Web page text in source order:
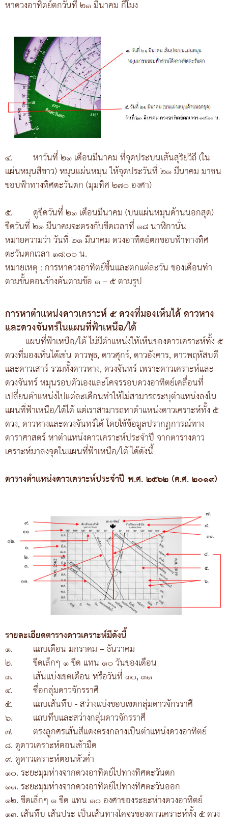
หาดวงอาทิตย์ตกวันที่ ๒๑ มีนาคม กี่โมง
๔. หาวันที่ ๒๑ เดือนมีนาคม ที่จุดประบนเส้นสุริยวิถี (ใน
แผ่นหมุนสีขาว) หมุนแผ่นหมุน ให้จุดประวันที่ ๒๑ มีนาคม มาชน
ขอบฟ้าทางทิศตะวันตก (มุมทิศ ๒๗๐ องศา)
๕.
ดูขีดวันที่ ๒๑ เดือนมีนาคม (บนแผ่นหมุนด้านนอกสุด)
ขีดวันที่ ๒๑ มีนาคมจะตรงกับขีดเวลาที่ ๑๘ นาฬิกานั่น
หมายความว่า วันที่ ๒๑ มีนาคม ดวงอาทิตย์ตกขอบฟ้าทางทิศ
ตะวันตกเวลา ๑๘:๐๐ น.
หมายเหตุ : การหาดวงอาทิตย์ขึ้นและตกแต่ละวัน ของเดือนทำ
ตามขั้นตอนข้างต้นตามข้อ ๑ – ๕ ตามรูป
การหาตำแหน่งดาวเคราะห์ ๕ ดวงที่มองเห็นได้ ดาวหาง
และดวงจันทร์ในแผนที่ฟ้าเหนือ/ใต้
แผนที่ฟ้าเหนือ/ใต้ ไม่มีตำแหน่งให้เห็นของดาวเคราะห์ทั้ง ๕
ดวงที่มองเห็นได้เช่น ดาวพุธ, ดาวศุกร์, ดาวอังคาร, ดาวพฤหัสบดี
และดาวเสาร์ รวมทั้งดาวหาง, ดวงจันทร์ เพราะดาวเคราะห์และ
ดวงจันทร์ หมุนรอบตัวเองและโคจรรอบดวงอาทิตย์เคลื่อนที่
เปลี่ยนตำแหน่งไปแต่ละเดือนทำให้ไม่สามารถระบุตำแหน่งลงใน
แผนที่ฟ้าเหนือ/ใต้ได้ แต่เราสามารถหาตำแหน่งดาวเคราะห์ทั้ง ๕
ดวง, ดาวหางและดวงจันทร์ได้ โดยใช้ข้อมูลปรากฏการณ์ทาง
ดาราศาสตร์ หาตำแหน่งดาวเคราะห์ประจำปี จากตารางดาว
เคราะห์มาลงจุดในแผนที่ฟ้าเหนือ/ใต้ ได้ดังนี้
ตารางตำแหน่งดาวเคราะห์ประจำปี พ.ศ. ๒๕๖๒ (ค.ศ. ๒๐๑๙)
รายละเอียดตารางดาวเคราะห์มีดังนี้
๑. แถบเดือน มกราคม – ธันวาคม
๒. ขีดเล็กๆ ๑ ขีด แทน ๑๐ วันของเดือน
๓. เส้นแบ่งเขตเดือน หรือวันที่ ๓๐, ๓๑
๔. ชื่อกลุ่มดาวจักรราศี
๕. แถบเส้นทึบ - สว่างแบ่งขอบเขตกลุ่มดาวจักรราศี
๖. แถบทึบและสว่างกลุ่มดาวจักรราศี
๗. ตรงลูกศรเส้นสีแดงตรงกลางเป็นตำแหน่งดวงอาทิตย์
๘. ดูดาวเคราะห์ตอนเช้ามืด
๙. ดูดาวเคราะห์ตอนหัวค่ำ
๑๐. ระยะมุมห่างจากดวงอาทิตย์ไปทางทิศตะวันตก
๑๑. ระยะมุมห่างจากดวงอาทิตย์ไปทางทิศตะวันออก
๑๒. ขีดเล็กๆ ๑ ขีด แทน ๑๐ องศาของระยะห่างดวงอาทิตย์
๑๓. เส้นทึบ เส้นประ เป็นเส้นทางโคจรของดาวเคราะห์ทั้ง ๕ ดวง